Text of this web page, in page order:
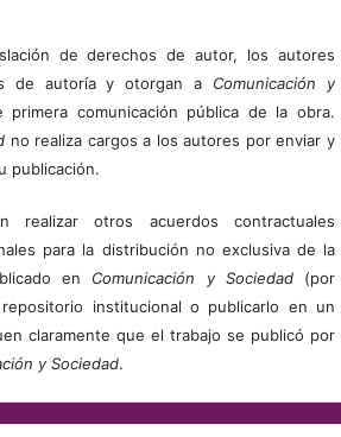
de derechos de autor, los autores
de autoría y otorgan a Comunicación y
comunicación pública de la obra.
no realiza cargos a los autores por enviar y
publicación.
realizar otros acuerdos contractuales
para la distribución no exclusiva de la
en Comunicación y Sociedad(por
institucional o publicarlo en un
claramente que el trabajo se publicó por
y Sociedad.